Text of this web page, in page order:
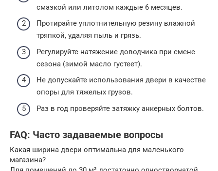
смазкой или литолом каждые 6 месяцев.
Протирайте уплотнительную резину влажной
тряпкой, удаляя пыль и грязь.
Регулируйте натяжение доводчика при смене
сезона (зимой масло густеет).
Не допускайте использования двери в качестве
опоры для тяжелых грузов.
Раз в год проверяйте затяжку анкерных болтов.
FAQ: Часто задаваемые вопросы
Какая ширина двери оптимальна для маленького
магазина?